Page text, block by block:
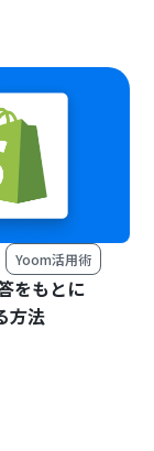
Yoom活用術
をもとに
方法